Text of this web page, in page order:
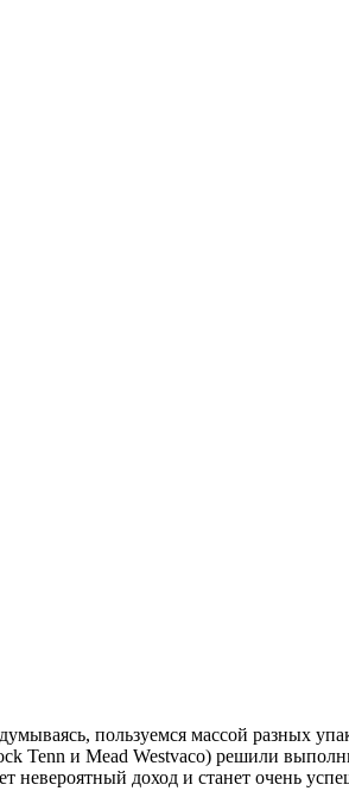
пользуемся массой разных
Tenn и Mead Westvaco) решили
невероятный доход и станет очень